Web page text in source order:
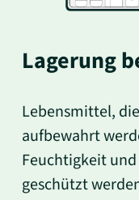
Lagerung
Lebensmittel,
aufbewahrt
Feuchtigkeit
geschützt